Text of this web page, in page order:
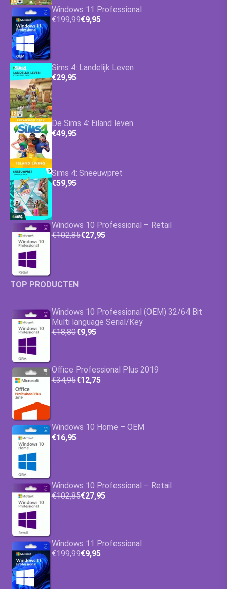
Windows 11 Professional
€199,99€9,95
Sims 4: Landelijk Leven
€29,95
De Sims 4: Eiland leven
€49,95
Sims 4: Sneeuwpret
€59,95
Windows 10 Professional – Retail
€102,85€27,95
TOP PRODUCTEN
Windows 10 Professional (OEM) 32/64 Bit
Multi language Serial/Key
€18,80€9,95
Office Professional Plus 2019
€34,95€12,75
Windows 10 Home – OEM
€16,95
Windows 10 Professional – Retail
€102,85€27,95
Windows 11 Professional
€199,99€9,95